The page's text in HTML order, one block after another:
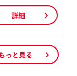
詳細
っと見る